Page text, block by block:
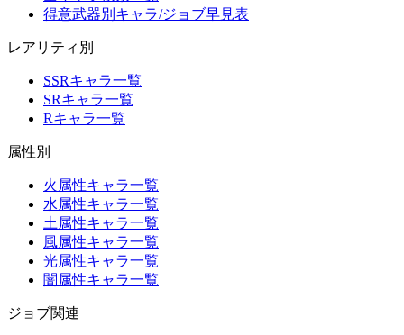
得意武器別キャラ/ジョブ早見表
レアリティ別
SSRキャラ一覧
SRキャラ一覧
Rキャラ一覧
属性別
火属性キャラ一覧
水属性キャラ一覧
土属性キャラ一覧
風属性キャラ一覧
光属性キャラ一覧
闇属性キャラ一覧
ジョブ関連